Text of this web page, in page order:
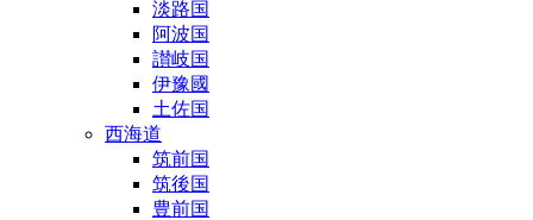
淡路国
阿波国
讃岐国
伊豫國
土佐国
西海道
筑前国
筑後国
豊前国